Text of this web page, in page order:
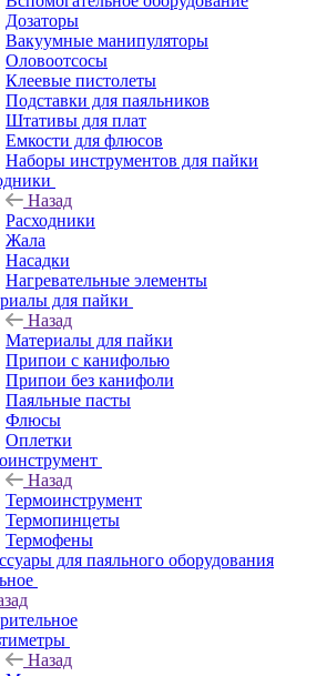
Дозаторы
Вакуумные манипуляторы
Оловоотсосы
Клеевые пистолеты
Подставки для паяльников
Штативы для плат
Емкости для флюсов
Наборы инструментов для пайки
Назад
Расходники
Жала
Насадки
Нагревательные элементы
для пайки
Назад
Материалы для пайки
Припои с канифолью
Припои без канифоли
Паяльные пасты
Флюсы
Оплетки
Назад
Термоинструмент
Термопинцеты
Термофены
для паяльного оборудования
Назад